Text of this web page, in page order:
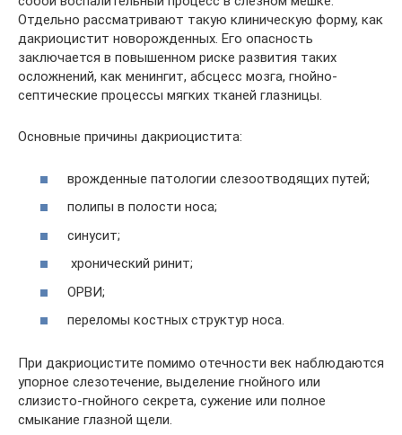
Отдельно рассматривают такую клиническую форму, как
дакриоцистит новорожденных. Его опасность
заключается в повышенном риске развития таких
осложнений, как менингит, абсцесс мозга, гнойно-
септические процессы мягких тканей глазницы.
Основные причины дакриоцистита:
врожденные патологии слезоотводящих путей;
полипы в полости носа;
синусит;
хронический ринит;
ОРВИ;
переломы костных структур носа.
При дакриоцистите помимо отечности век наблюдаются
упорное слезотечение, выделение гнойного или
слизисто-гнойного секрета, сужение или полное
смыкание глазной щели.